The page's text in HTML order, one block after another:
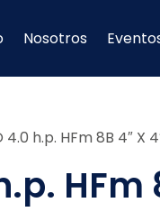
Nosotros
4.0 h.p. HFm 8B 4″ X
HFm